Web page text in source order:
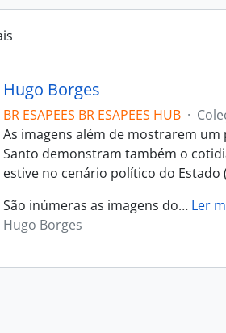
Hugo Borges
BR ESAPEES BR ESAPEES HUB ·
As imagens além de mostrarem
Santo demonstram também o
estive no cenário político do Estado
São inúmeras as imagens do… Ler
Hugo Borges